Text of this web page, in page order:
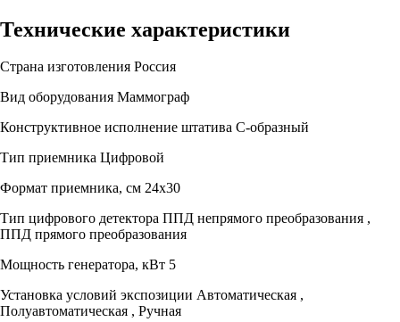
Технические характеристики
Страна изготовления Россия
Вид оборудования Маммограф
Конструктивное исполнение штатива С-образный
Тип приемника Цифровой
Формат приемника, см 24х30
Тип цифрового детектора ППД непрямого преобразования ,
ППД прямого преобразования
Мощность генератора, кВт 5
Установка условий экспозиции Автоматическая ,
Полуавтоматическая , Ручная